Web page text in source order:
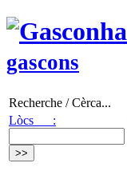
gascons
Recherche / Cèrca...
Lòcs :